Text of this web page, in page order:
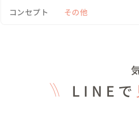
新郎「◯月◯日の夜9時くらいにしよう
そんな素敵な瞬間に立ち合わせていた
コンセプト その他
LINEで